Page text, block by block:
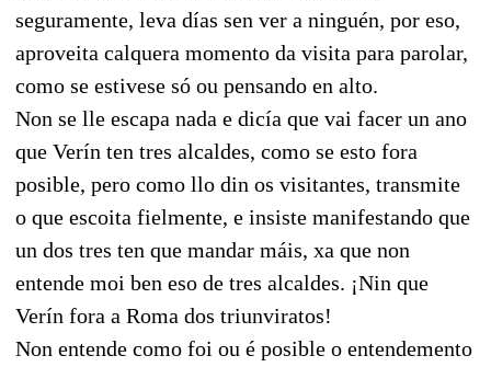
seguramente, leva días sen ver a ninguén, por eso,
aproveita calquera momento da visita para parolar,
como se estivese só ou pensando en alto.
Non se lle escapa nada e dicía que vai facer un ano
que Verín ten tres alcaldes, como se esto fora
posible, pero como llo din os visitantes, transmite
o que escoita fielmente, e insiste manifestando que
un dos tres ten que mandar máis, xa que non
entende moi ben eso de tres alcaldes. ¡Nin que
Verín fora a Roma dos triunviratos!
Non entende como foi ou é posible o entendemento